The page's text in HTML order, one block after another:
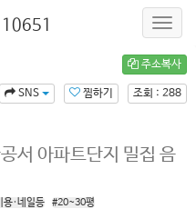
10651
주소복사
조회 : 288
찜하기
SNS
서 아파트단지 밀집 음
용·네일등 #20~30평